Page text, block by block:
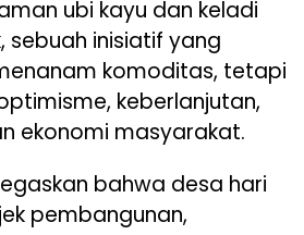
ubi kayu dan keladi
sebuah inisiatif yang
komoditas, tetapi
keberlanjutan,
ekonomi masyarakat.
bahwa desa hari
pembangunan,